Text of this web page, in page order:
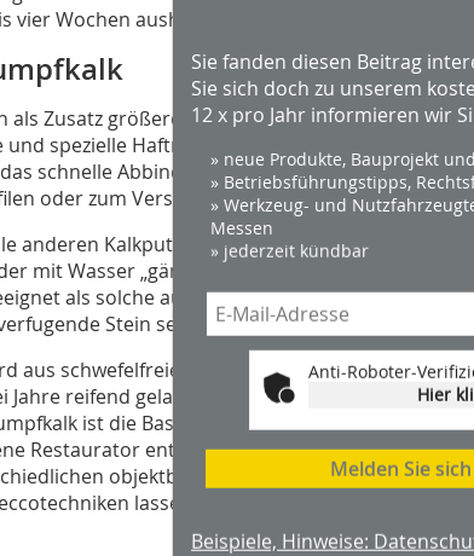
Wochen aushärten.
als Zusatz größere Quarzkörnungen sowie geringe
spezielle Haftmittel. Es gibt viele Einsatzgebiete
schnelle Abbinden hilfreich beim Setzen von
oder zum Verschließen von Leitungsschlitzen.
anderen Kalkputze dürfen während des
mit Wasser „gängig“ gemacht werden. Kalkputze
als solche aus Zement, denn Fugenmaterial
Stein sein.
aus schwefelfreiem Stückkalk gelöscht
Jahre reifend gelagert worden sein; gute
ist die Basis für viele Arbeiten in der
Restaurator entscheidet oft mit eigenen
objektbezogenen Voraussetzungen. Als
lassen sich beispielsweise folgende
Sie fanden diesen Beitrag
Sie sich doch zu unserem
12 x pro Jahr informieren wir
» neue Produkte, Bauprojekt
» Betriebsführungstipps,
» Werkzeug- und
Messen
» jederzeit kündbar
Anti-Roboter-
Hier
Melden Sie
Beispiele, Hinweise: